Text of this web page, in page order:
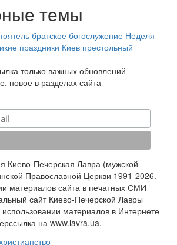
темы
братское богослужение Неделя
праздники Киев престольный
только важных обновлений
новое в разделах сайта
Киево-Печерская Лавра (мужской
Православной Церкви 1991-2026.
материалов сайта в печатных СМИ
сайт Киево-Печерской Лавры
материалов в Интернете
на www.lavra.ua.